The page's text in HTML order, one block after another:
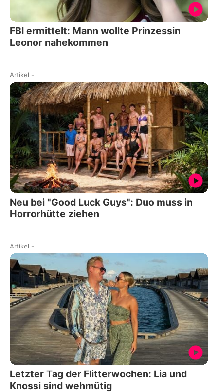
FBI ermittelt: Mann wollte Prinzessin
Leonor nahekommen
Artikel -
Neu bei "Good Luck Guys": Duo muss in
Horrorhütte ziehen
Artikel -
Letzter Tag der Flitterwochen: Lia und
Knossi sind wehmütig